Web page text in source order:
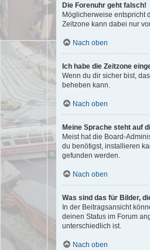
Die Forenuhr geht falsch!
Möglicherweise entspricht
Zeitzone kann dabei nur
Nach oben
Ich habe die Zeitzone
Wenn du dir sicher bist,
beheben kann.
Nach oben
Meine Sprache steht auf
Meist hat die Board-
du benötigst, installieren
gefunden werden.
Nach oben
Was sind das für Bilder,
In der Beitragsansicht
deinen Status im Forum
unterschiedlich ist.
Nach oben